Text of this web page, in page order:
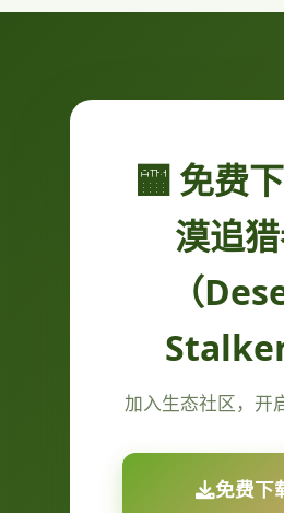
🏧 免费
漠追
（
Stalker
加入生态社区，开
免费下